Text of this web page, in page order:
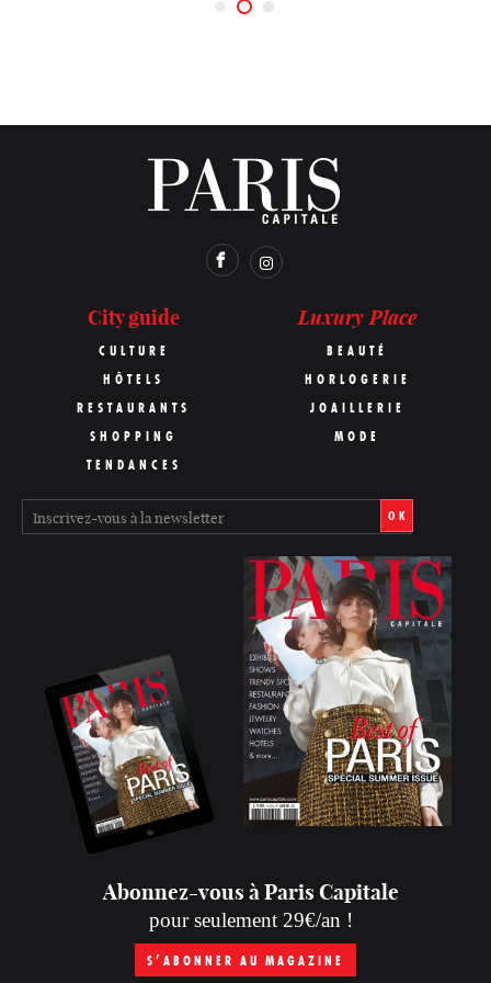
City guide
CULTURE
HÔTELS
RESTAURANTS
SHOPPING
TENDANCES
Luxury Place
BEAUTÉ
HORLOGERIE
JOAILLERIE
MODE
OK
Abonnez-vous à Paris Capitale
pour seulement 29€/an !
S’ABONNER AU MAGAZINE